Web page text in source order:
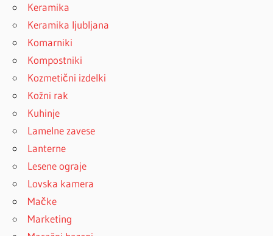
Keramika
Keramika ljubljana
Komarniki
Kompostniki
Kozmetični izdelki
Kožni rak
Kuhinje
Lamelne zavese
Lanterne
Lesene ograje
Lovska kamera
Mačke
Marketing